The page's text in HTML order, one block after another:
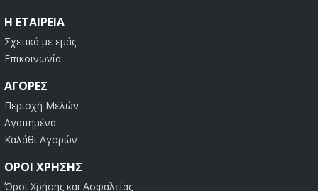
Η ΕΤΑΙΡΕΊΑ
Σχετικά με εμάς
Επικοινωνία
ΑΓΟΡΈΣ
Περιοχή Μελών
Αγαπημένα
Καλάθι Αγορών
ΟΡΟΙ ΧΡΗΣΗΣ
Όροι Χρήσης και Ασφαλείας